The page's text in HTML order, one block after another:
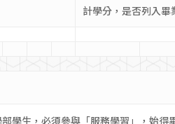
計學分，是否列入
學生，必須參與「服務學習」，始得